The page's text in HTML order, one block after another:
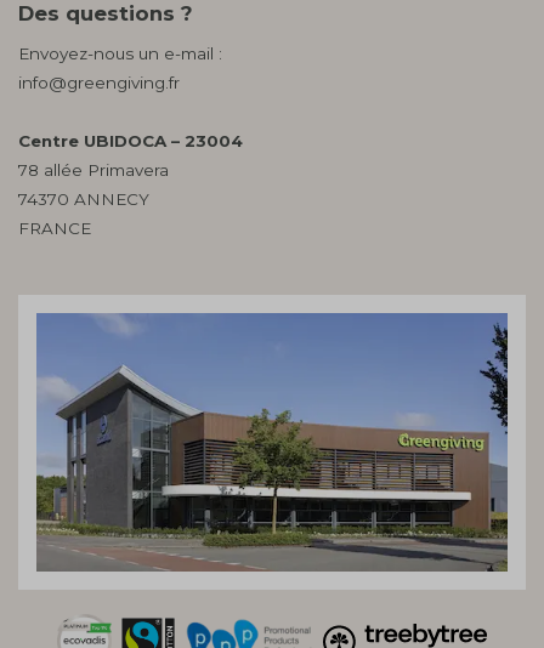
Des questions ?
Envoyez-nous un e-mail :
info@greengiving.fr
Centre UBIDOCA – 23004
78 allée Primavera
74370 ANNECY
FRANCE